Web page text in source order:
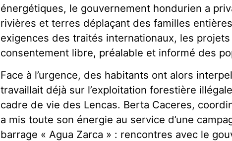
énergétiques, le gouvernement hondurien a
rivières et terres déplaçant des familles
exigences des traités internationaux, les
consentement libre, préalable et informé des
Face à l’urgence, des habitants ont alors
travaillait déjà sur l’exploitation forestière
cadre de vie des Lencas. Berta Caceres,
a mis toute son énergie au service d’une
barrage « Agua Zarca » : rencontres avec le